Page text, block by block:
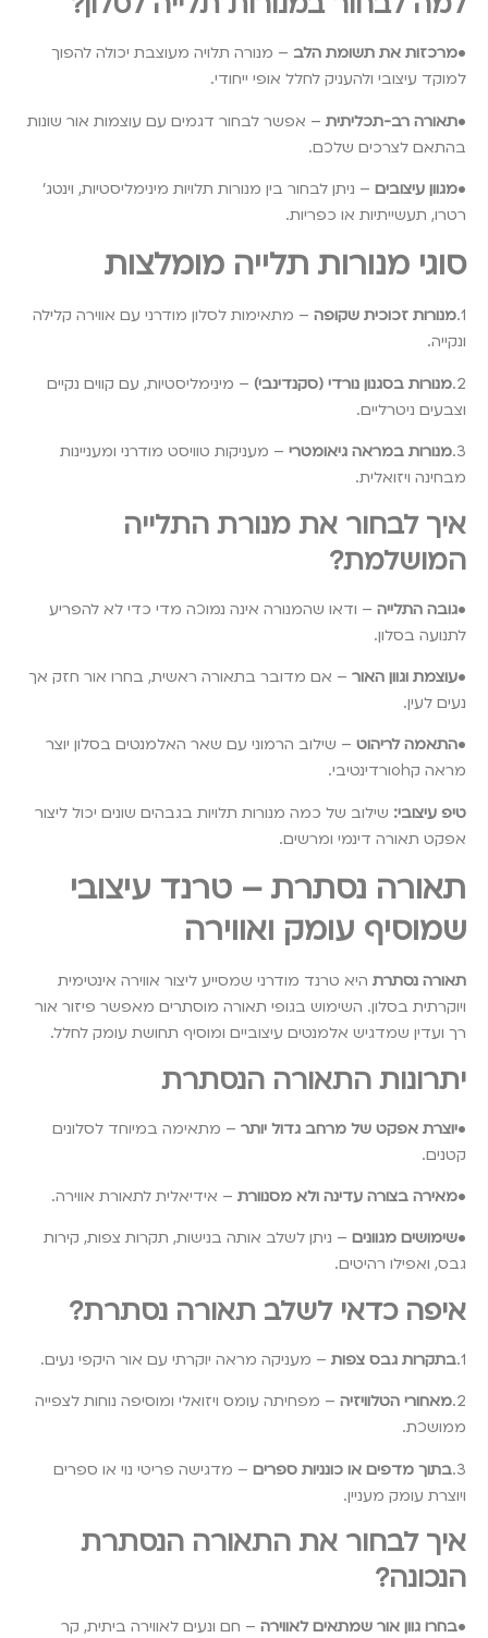
•מרכזות את תשומת הלב – מנורה תלויה מעוצבת יכולה להפוך
למוקד עיצובי ולהעניק לחלל אופי ייחודי.
•תאורה רב-תכליתית – אפשר לבחור דגמים עם עוצמות אור שונות
בהתאם לצרכים שלכם.
•מגוון עיצובים – ניתן לבחור בין מנורות תלויות מינימליסטיות, וינטג’
רטרו, תעשייתיות או כפריות.
סוגי מנורות תלייה מומלצות
1. מנורות זכוכית שקופה – מתאימות לסלון מודרני עם אווירה קלילה
ונקייה.
2. מנורות בסגנון נורדי (סקנדינבי) – מינימליסטיות, עם קווים נקיים
וצבעים ניטרליים.
3. מנורות במראה גיאומטרי – מעניקות טוויסט מודרני ומעניינות
מבחינה ויזואלית.
איך לבחור את מנורת התלייה
המושלמת?
•גובה התלייה – ודאו שהמנורה אינה נמוכה מדי כדי לא להפריע
לתנועה בסלון.
•עוצמת וגוון האור – אם מדובר בתאורה ראשית, בחרו אור חזק אך
נעים לעין.
•התאמה לריהוט – שילוב הרמוני עם שאר האלמנטים בסלון יוצר
מראה קohורדינטיבי.
טיפ עיצובי: שילוב של כמה מנורות תלויות בגבהים שונים יכול ליצור
אפקט תאורה דינמי ומרשים.
תאורה נסתרת – טרנד עיצובי
שמוסיף עומק ואווירה
תאורה נסתרת היא טרנד מודרני שמסייע ליצור אווירה אינטימית
ויוקרתית בסלון. השימוש בגופי תאורה מוסתרים מאפשר פיזור אור
רך ועדין שמדגיש אלמנטים עיצוביים ומוסיף תחושת עומק לחלל.
יתרונות התאורה הנסתרת
•יוצרת אפקט של מרחב גדול יותר – מתאימה במיוחד לסלונים
קטנים.
•מאירה בצורה עדינה ולא מסנוורת – אידיאלית לתאורת אווירה.
•שימושים מגוונים – ניתן לשלב אותה בנישות, תקרות צפות, קירות
גבס, ואפילו רהיטים.
איפה כדאי לשלב תאורה נסתרת?
1. בתקרות גבס צפות – מעניקה מראה יוקרתי עם אור היקפי נעים.
2. מאחורי הטלוויזיה – מפחיתה עומס ויזואלי ומוסיפה נוחות לצפייה
ממושכת.
3. בתוך מדפים או כונניות ספרים – מדגישה פריטי נוי או ספרים
ויוצרת עומק מעניין.
איך לבחור את התאורה הנסתרת
הנכונה?
•בחרו גוון אור שמתאים לאווירה – חם ונעים לאווירה ביתית, קר